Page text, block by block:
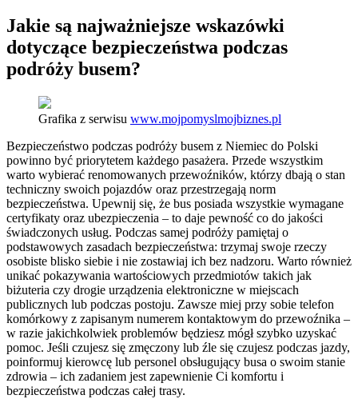
Jakie są najważniejsze wskazówki
dotyczące bezpieczeństwa podczas
podróży busem?
Grafika z serwisu www.mojpomyslmojbiznes.pl
Bezpieczeństwo podczas podróży busem z Niemiec do Polski
powinno być priorytetem każdego pasażera. Przede wszystkim
warto wybierać renomowanych przewoźników, którzy dbają o stan
techniczny swoich pojazdów oraz przestrzegają norm
bezpieczeństwa. Upewnij się, że bus posiada wszystkie wymagane
certyfikaty oraz ubezpieczenia – to daje pewność co do jakości
świadczonych usług. Podczas samej podróży pamiętaj o
podstawowych zasadach bezpieczeństwa: trzymaj swoje rzeczy
osobiste blisko siebie i nie zostawiaj ich bez nadzoru. Warto również
unikać pokazywania wartościowych przedmiotów takich jak
biżuteria czy drogie urządzenia elektroniczne w miejscach
publicznych lub podczas postoju. Zawsze miej przy sobie telefon
komórkowy z zapisanym numerem kontaktowym do przewoźnika –
w razie jakichkolwiek problemów będziesz mógł szybko uzyskać
pomoc. Jeśli czujesz się zmęczony lub źle się czujesz podczas jazdy,
poinformuj kierowcę lub personel obsługujący busa o swoim stanie
zdrowia – ich zadaniem jest zapewnienie Ci komfortu i
bezpieczeństwa podczas całej trasy.